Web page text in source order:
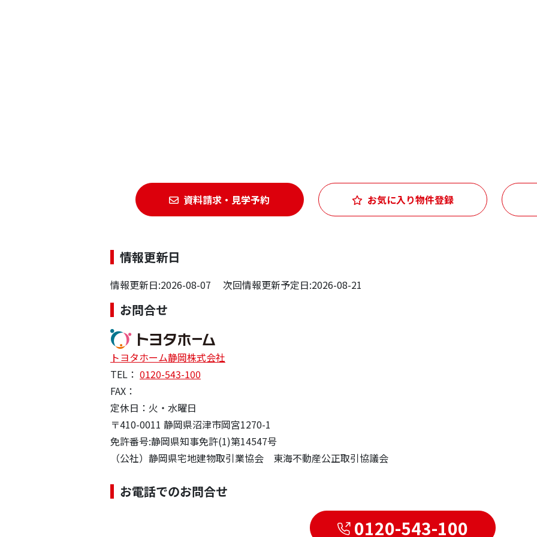
資料請求・見学予約 お気に入り物件登録
情報更新日
情報更新日:2026-08-07 次回情報更新予定日:2026-08-21
お問合せ
トヨタホーム静岡株式会社
TEL： 0120-543-100
FAX：
定休日：火・水曜日
〒410-0011 静岡県沼津市岡宮1270-1
免許番号:静岡県知事免許(1)第14547号
（公社）静岡県宅地建物取引業協会 東海不動産公正取引協議会
お電話でのお問合せ
0120-543-100